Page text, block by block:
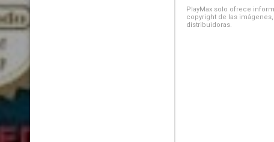
PlayMax solo ofrece
copyright de las
distribuidoras.